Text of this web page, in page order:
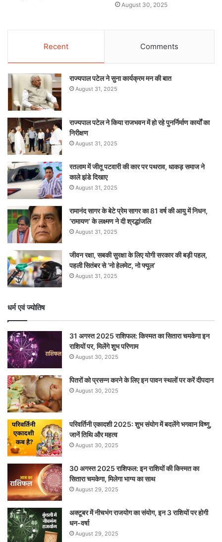
August 30, 2025
Recent Comments
राज्यपाल पटेल ने सुना कार्यक्रम मन की बात
August 31, 2025
राज्यपाल पटेल ने किया राजभवन में हो रहे पुनर्निर्माण कार्यों का
निरीक्षण
August 31, 2025
रतलाम में जीतू पटवारी की कार पर पथराव, धाकड़ समाज ने
काले झंडे दिखाए
August 31, 2025
रामानंद सागर के बेटे प्रेम सागर का 81 वर्ष की आयु में निधन,
‘रामायण’ के लक्ष्मण ने दी श्रद्धांजलि
August 31, 2025
जीवन रक्षा, सबकी सुरक्षा के लिए योगी सरकार की बड़ी पहल,
पहली सितंबर से ‘नो हेलमेट, नो फ्यूल’
August 31, 2025
धर्म एवं ज्योतिष
31 अगस्त 2025 राशिफल: किस्मत का सितारा चमकेगा इन
राशियों पर, मिलेंगे शुभ परिणाम
August 30, 2025
पितरों को प्रसन्न करने के लिए इन पावन स्थलों पर करें दीपदान
August 30, 2025
परिवर्तिनी एकादशी 2025: शुभ संयोग में बदलेंगे भगवान विष्णु,
जानें तिथि और महत्व
August 30, 2025
30 अगस्त 2025 राशिफल: इन राशियों की किस्मत का
सितारा चमकेगा, मिलेगा भाग्य का साथ
August 29, 2025
अक्टूबर में नीचभंग राजयोग का संयोग, इन 3 राशियों पर होगी
धन-वर्षा
August 29, 2025